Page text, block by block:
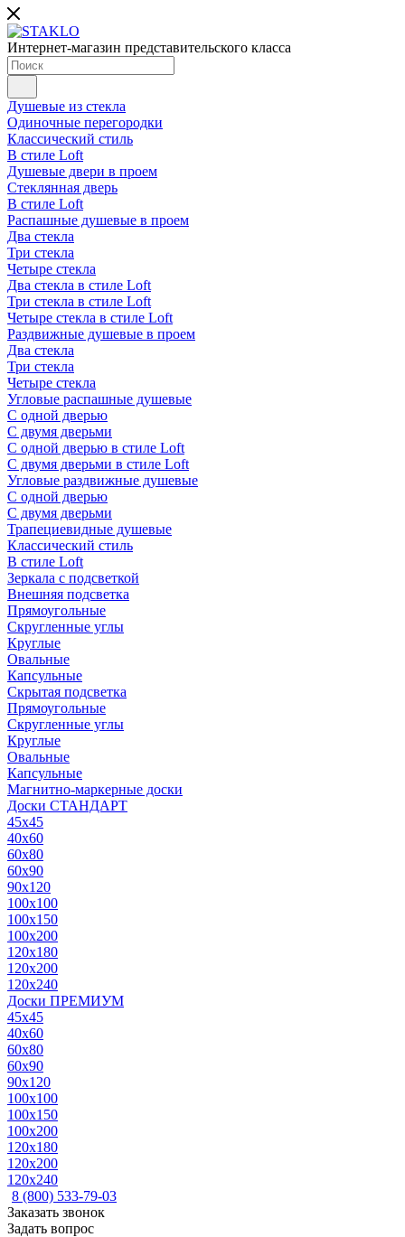
Интернет-магазин представительского класса
Душевые из стекла
Одиночные перегородки
Классический стиль
В стиле Loft
Душевые двери в проем
Стеклянная дверь
В стиле Loft
Распашные душевые в проем
Два стекла
Три стекла
Четыре стекла
Два стекла в стиле Loft
Три стекла в стиле Loft
Четыре стекла в стиле Loft
Раздвижные душевые в проем
Два стекла
Три стекла
Четыре стекла
Угловые распашные душевые
С одной дверью
С двумя дверьми
С одной дверью в стиле Loft
С двумя дверьми в стиле Loft
Угловые раздвижные душевые
С одной дверью
С двумя дверьми
Трапециевидные душевые
Классический стиль
В стиле Loft
Зеркала с подсветкой
Внешняя подсветка
Прямоугольные
Скругленные углы
Круглые
Овальные
Капсульные
Скрытая подсветка
Прямоугольные
Скругленные углы
Круглые
Овальные
Капсульные
Магнитно-маркерные доски
Доски СТАНДАРТ
45x45
40x60
60x80
60x90
90x120
100x100
100x150
100x200
120x180
120x200
120x240
Доски ПРЕМИУМ
45x45
40x60
60x80
60x90
90x120
100x100
100x150
100x200
120x180
120x200
120x240
8 (800) 533-79-03
Заказать звонок
Задать вопрос